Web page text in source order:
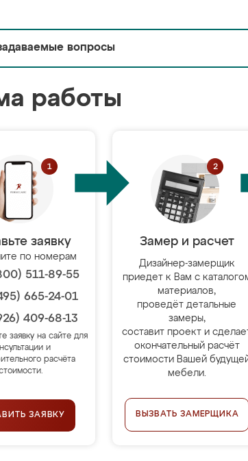
вопросы
работы
заявку
по номерам
511-89-55
665-24-01
409-68-13
заявку на сайте для
и
расчёта
ЗАЯВКУ
Замер и расчет
Дизайнер-замерщик
приедет к Вам с
материалов,
проведёт детальные
замеры,
составит проект и
окончательный расчёт
стоимости Вашей
мебели.
ВЫЗВАТЬ ЗАМЕРЩИКА